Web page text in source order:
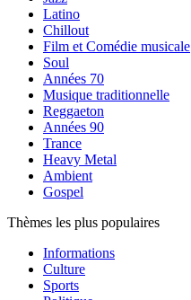
Latino
Chillout
Film et Comédie musicale
Soul
Années 70
Musique traditionnelle
Reggaeton
Années 90
Trance
Heavy Metal
Ambient
Gospel
Thèmes les plus populaires
Informations
Culture
Sports